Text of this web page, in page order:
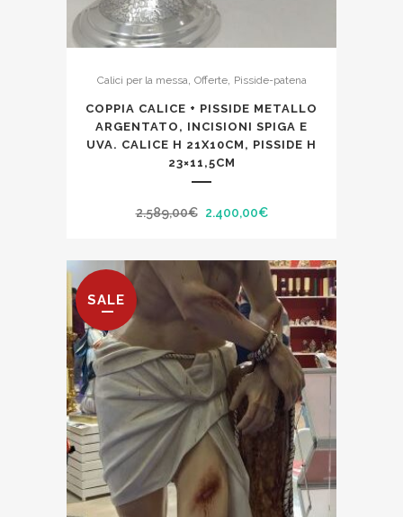
Calici per la messa Offerte, Pisside-patena
COPPIA CALICE + PISSIDE METALLO
ARGENTATO, INCISIONI SPIGA E
UVA. CALICE H 21X10CM, PISSIDE H
23×11,5CM
2.589,00€ Il
originale
era:
2.589,00€.
2.400,00€Il
attuale
è:
2.400,00€.
SALE